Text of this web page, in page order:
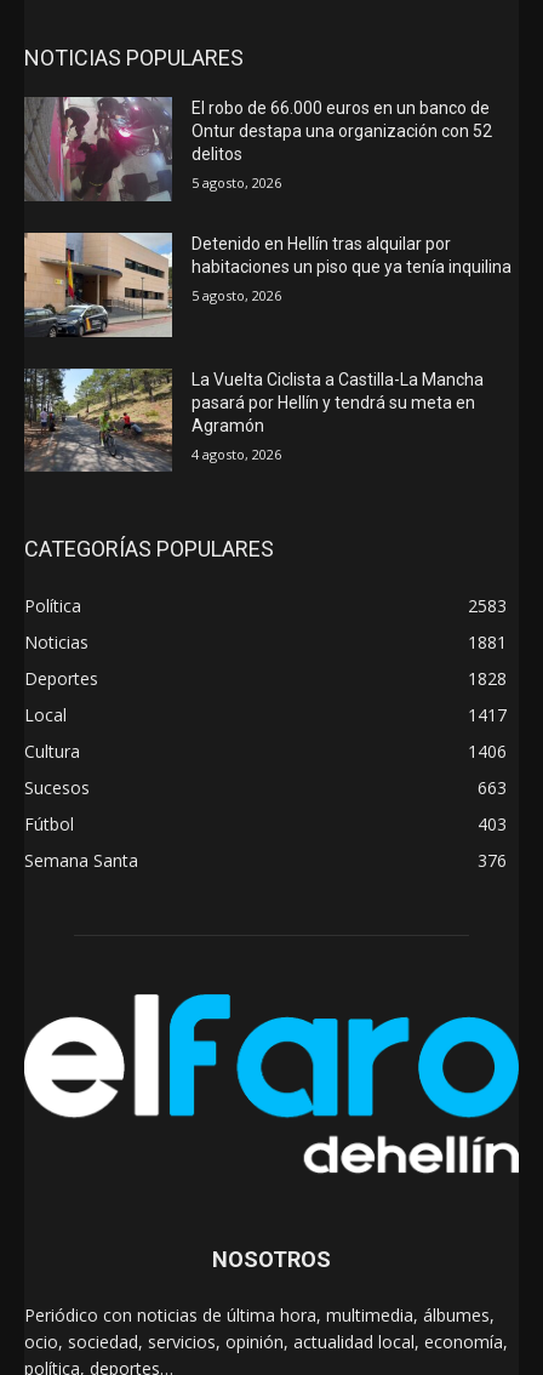
NOTICIAS POPULARES
El robo de 66.000 euros en un banco de
Ontur destapa una organización con 52
delitos
5 agosto, 2026
Detenido en Hellín tras alquilar por
habitaciones un piso que ya tenía inquilina
5 agosto, 2026
La Vuelta Ciclista a Castilla-La Mancha
pasará por Hellín y tendrá su meta en
Agramón
4 agosto, 2026
CATEGORÍAS POPULARES
Política
2583
Noticias
1881
Deportes
1828
Local
1417
Cultura
1406
Sucesos
663
Fútbol
403
Semana Santa
376
NOSOTROS
Periódico con noticias de última hora, multimedia, álbumes,
ocio, sociedad, servicios, opinión, actualidad local, economía,
política, deportes…